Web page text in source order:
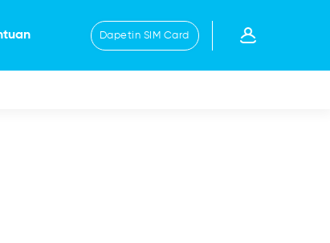
Dapetin SIM Card